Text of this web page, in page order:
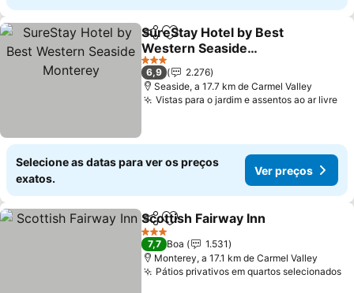
PartilharAdicionar aos favoritos
SureStay Hotel by Best
Western Seaside
Monterey
3 Estrelas
6,9
2.276
Seaside, a 17.7 km de Carmel Valley
Vistas para o jardim e assentos ao ar livre
Selecione as datas para ver os preços
exatos.
Ver preços
PartilharAdicionar aos favoritos
Scottish Fairway Inn
3 Estrelas
7,7 Boa
1.531
Monterey, a 17.1 km de Carmel Valley
Pátios privativos em quartos selecionados